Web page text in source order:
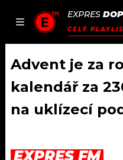
EXPRES
CELÝ
DOMŮ
AKTUÁLNĚ
Advent je za
kalendář za
na uklízecí
EXPRES FM